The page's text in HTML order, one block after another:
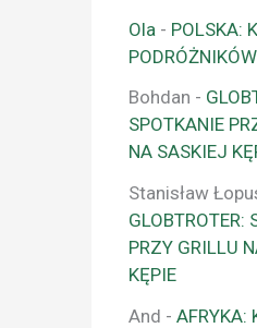
Ola - POLSKA:
PODRÓŻNIKÓW
Bohdan -
SPOTKANIE
NA SASKIEJ
Stanisław
GLOBTROTER:
PRZY GRILLU
KĘPIE
And - AFRYKA: